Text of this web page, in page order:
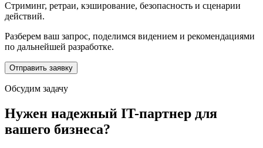
Стриминг, ретраи, кэширование, безопасность и сценарии
действий.
Разберем ваш запрос, поделимся видением и рекомендациями
по дальнейшей разработке.
Отправить заявку
Обсудим задачу
Нужен надежный IT-партнер для
вашего бизнеса?